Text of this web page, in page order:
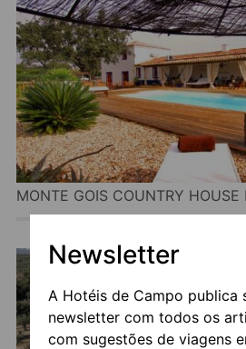
Newsletter
A Hotéis de Campo publica
newsletter com todos os
com sugestões de viagens
MONTE GOIS COUNTRY HOUSE